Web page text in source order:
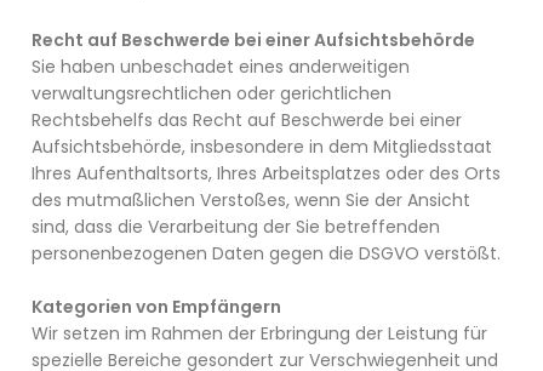
Recht auf Beschwerde bei einer Aufsichtsbehörde
Sie haben unbeschadet eines anderweitigen
verwaltungsrechtlichen oder gerichtlichen
Rechtsbehelfs das Recht auf Beschwerde bei einer
Aufsichtsbehörde, insbesondere in dem Mitgliedsstaat
Ihres Aufenthaltsorts, Ihres Arbeitsplatzes oder des Orts
des mutmaßlichen Verstoßes, wenn Sie der Ansicht
sind, dass die Verarbeitung der Sie betreffenden
personenbezogenen Daten gegen die DSGVO verstößt.
Kategorien von Empfängern
Wir setzen im Rahmen der Erbringung der Leistung für
spezielle Bereiche gesondert zur Verschwiegenheit und